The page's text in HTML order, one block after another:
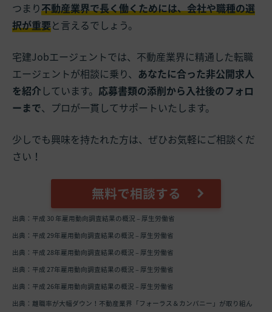
つまり不動産業界で長く働くためには、会社や職種の選
択が重要と言えるでしょう。
宅建Jobエージェントでは、不動産業界に精通した転職
エージェントが相談に乗り、 あなたに合った非公開求人
を紹介 しています。 応募書類の添削から入社後のフォロ
ーまで、プロが一貫してサポートいたします。
少しでも興味を持たれた方は、ぜひお気軽にご相談くだ
さい！
無料で相談する
出典： 平成 30 年雇用動向調査結果の概況 – 厚生労働省
出典： 平成 29年雇用動向調査結果の概況 – 厚生労働省
出典： 平成 28年雇用動向調査結果の概況 – 厚生労働省
出典： 平成 27年雇用動向調査結果の概況 – 厚生労働省
出典： 平成 26年雇用動向調査結果の概況 – 厚生労働省
出典： 離職率が大幅ダウン！不動産業界「フォーラス＆カンパニー」が取り組ん